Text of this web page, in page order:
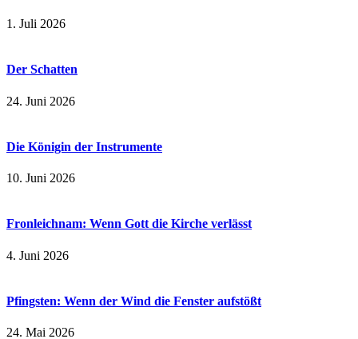
1. Juli 2026
Der Schatten
24. Juni 2026
Die Königin der Instrumente
10. Juni 2026
Fronleichnam: Wenn Gott die Kirche verlässt
4. Juni 2026
Pfingsten: Wenn der Wind die Fenster aufstößt
24. Mai 2026